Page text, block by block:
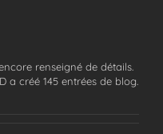
renseigné de détails.
a créé 145 entrées de blog.